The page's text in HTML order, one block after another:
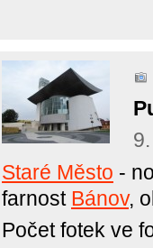
Staré Město -
farnost Bánov,
Počet fotek ve